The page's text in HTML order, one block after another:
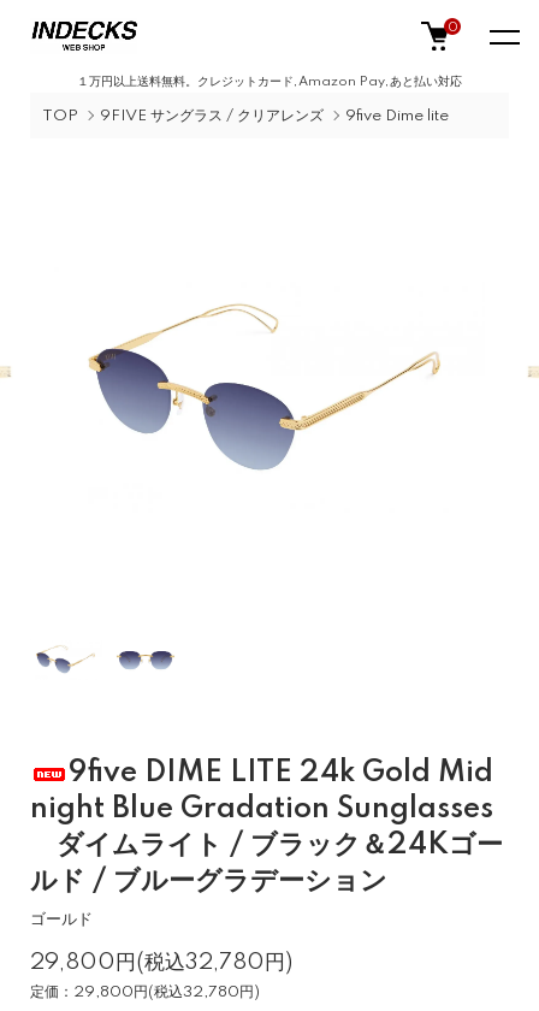
１万円以上送料無料。クレジットカード,Amazon Pay,あと払い対応
0
TOP 9FIVE サングラス / クリアレンズ 9five Dime lite
9five DIME LITE 24k Gold Mid
night Blue Gradation Sunglasses
ダイムライト / ブラック＆24Kゴー
ルド / ブルーグラデーション
ゴールド
29,800円(税込32,780円)
定価：29,800円(税込32,780円)